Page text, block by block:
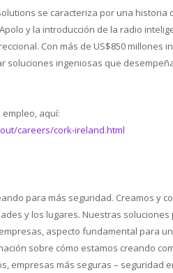
se caracteriza por una historia
y la introducción de la radio
Con más de US$850 millones
soluciones ingeniosas que
aquí:
careers/cork-ireland.html
para más seguridad. Creamos y
y los lugares. Nuestras
aspecto fundamental para
sobre cómo estamos creando
empresas más seguras – seguridad